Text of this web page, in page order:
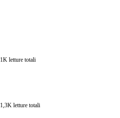
1K letture totali
1,3K letture totali